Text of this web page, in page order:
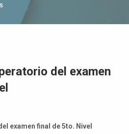
del examen
examen final de 5to. Nivel